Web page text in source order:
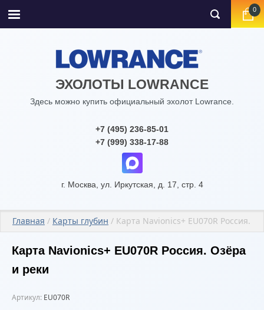
0
ЭХОЛОТЫ LOWRANCE
Здесь можно купить официальный эхолот Lowrance.
+7 (495) 236-85-01
+7 (999) 338-17-88
г. Москва, ул. Иркутская, д. 17, стр. 4
Главная / Карты глубин / Карта Navionics+ EU070R Россия.
Карта Navionics+ EU070R Россия. Озёра
и реки
Артикул: EU070R